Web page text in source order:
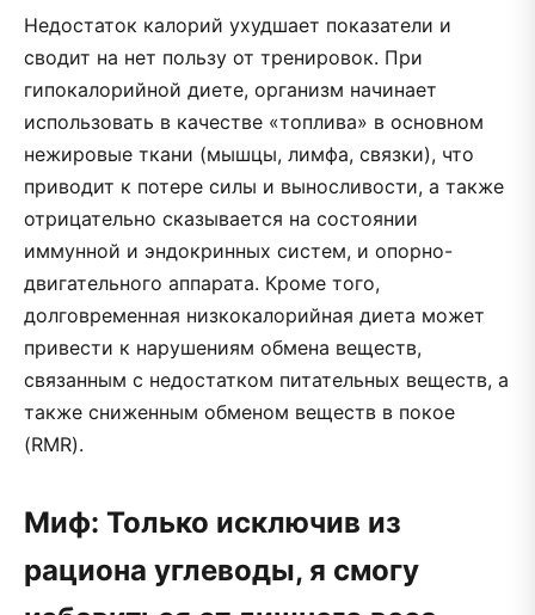
Недостаток калорий ухудшает показатели и
сводит на нет пользу от тренировок. При
гипокалорийной диете, организм начинает
использовать в качестве «топлива» в основном
нежировые ткани (мышцы, лимфа, связки), что
приводит к потере силы и выносливости, а также
отрицательно сказывается на состоянии
иммунной и эндокринных систем, и опорно-
двигательного аппарата. Кроме того,
долговременная низкокалорийная диета может
привести к нарушениям обмена веществ,
связанным с недостатком питательных веществ, а
также сниженным обменом веществ в покое
(RMR).
Миф: Только исключив из
рациона углеводы, я смогу